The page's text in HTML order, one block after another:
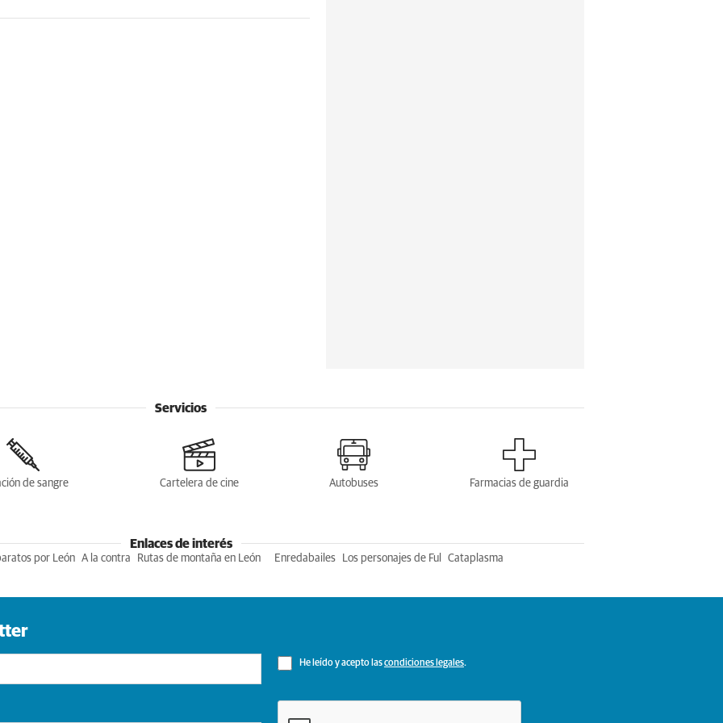
Servicios
de sangre Cartelera de cine Autobuses Farmacias de guardia
Enlaces de interés
por León A la contra Rutas de montaña en León Enredabailes Los personajes de Ful Cataplasma
He leído y acepto lascondiciones legales.